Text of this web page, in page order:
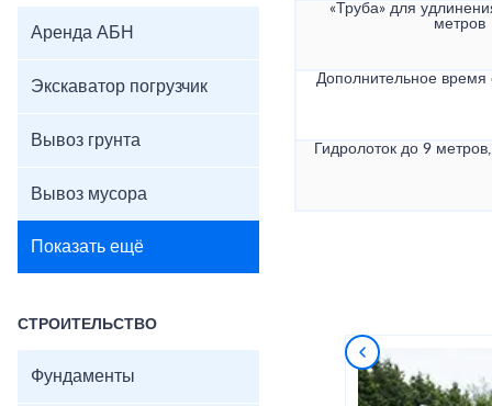
Аренда АБН
Экскаватор погрузчик
Вывоз грунта
Вывоз мусора
Показать ещё
СТРОИТЕЛЬСТВО
Фундаменты
«Труба» для
метров
Дополнительное
Гидролоток до 9